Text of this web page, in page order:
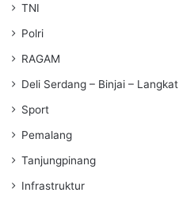
TNI
Polri
RAGAM
Deli Serdang – Binjai – Langkat
Sport
Pemalang
Tanjungpinang
Infrastruktur